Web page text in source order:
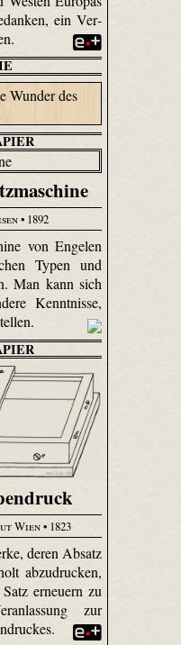
ein Ver­
• 1892
von Engelen
Typen und
Man kann sich
Kenntnisse,
Wien• 1823
deren Absatz
abzudrucken,
erneuern zu
zur